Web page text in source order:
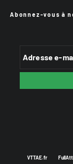
Abonnez-vous à
VTTAE.fr